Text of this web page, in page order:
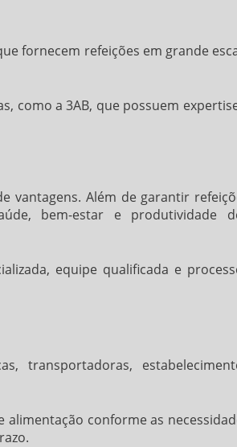
fornecem refeições em grande
como a 3AB, que possuem
vantagens. Além de garantir
bem-estar e produtividade
equipe qualificada e
transportadoras,
conforme as